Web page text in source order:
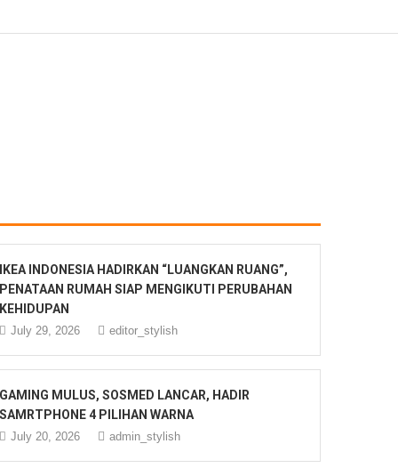
INDONESIA HADIRKAN “LUANGKAN RUANG”,
RUMAH SIAP MENGIKUTI PERUBAHAN
July 29, 2026 editor_stylish
MULUS, SOSMED LANCAR, HADIR
4 PILIHAN WARNA
July 20, 2026 admin_stylish